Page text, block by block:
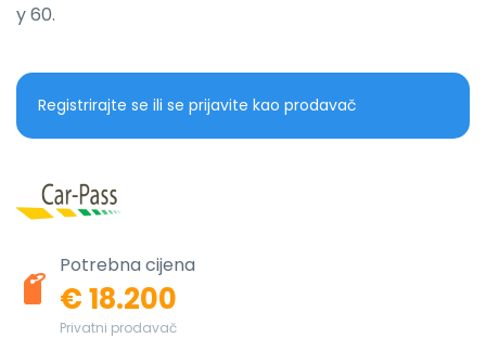
y 60.
Registrirajte se ili se prijavite kao prodavač
Potrebna cijena
€ 18.200
Privatni prodavač